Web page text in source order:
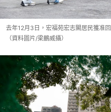
去年12月3日，宏福苑宏志閣居民獲准
（資料圖片/梁鵬威攝）